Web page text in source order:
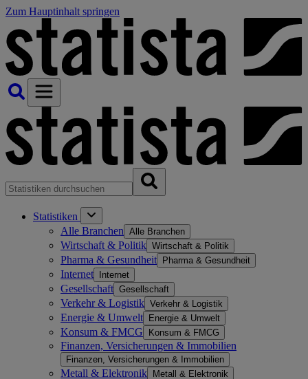
Zum Hauptinhalt springen
Statistiken
Alle Branchen Alle Branchen
Wirtschaft & Politik Wirtschaft & Politik
Pharma & Gesundheit Pharma & Gesundheit
Internet Internet
Gesellschaft Gesellschaft
Verkehr & Logistik Verkehr & Logistik
Energie & Umwelt Energie & Umwelt
Konsum & FMCG Konsum & FMCG
Finanzen, Versicherungen & Immobilien
Finanzen, Versicherungen & Immobilien
Metall & Elektronik Metall & Elektronik